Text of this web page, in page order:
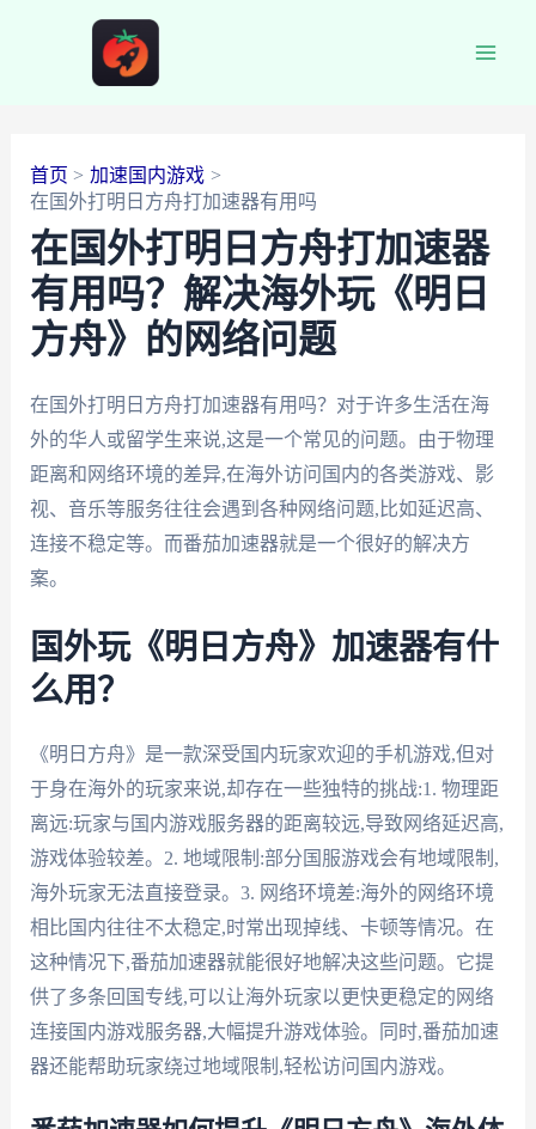
首页
加速国内游戏
在国外打明日方舟打加速器有用吗
在国外打明日方舟打加速器
有用吗？解决海外玩《明日
方舟》的网络问题
在国外打明日方舟打加速器有用吗？对于许多生活在海
外的华人或留学生来说,这是一个常见的问题。由于物理
距离和网络环境的差异,在海外访问国内的各类游戏、影
视、音乐等服务往往会遇到各种网络问题,比如延迟高、
连接不稳定等。而番茄加速器就是一个很好的解决方
案。
国外玩《明日方舟》加速器有什
么用？
《明日方舟》是一款深受国内玩家欢迎的手机游戏,但对
于身在海外的玩家来说,却存在一些独特的挑战:1. 物理距
离远:玩家与国内游戏服务器的距离较远,导致网络延迟高,
游戏体验较差。2. 地域限制:部分国服游戏会有地域限制,
海外玩家无法直接登录。3. 网络环境差:海外的网络环境
相比国内往往不太稳定,时常出现掉线、卡顿等情况。在
这种情况下,番茄加速器就能很好地解决这些问题。它提
供了多条回国专线,可以让海外玩家以更快更稳定的网络
连接国内游戏服务器,大幅提升游戏体验。同时,番茄加速
器还能帮助玩家绕过地域限制,轻松访问国内游戏。